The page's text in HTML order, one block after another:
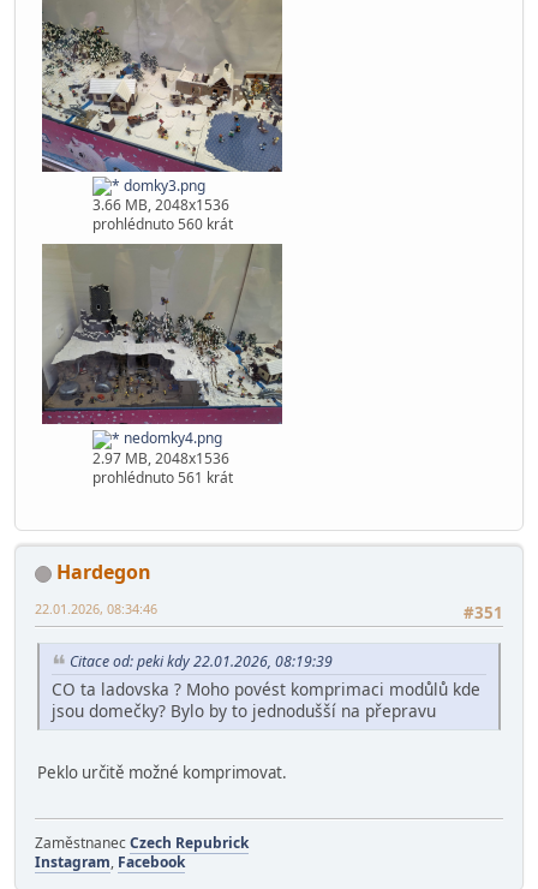
domky2.png
3.86 MB, 2048x1536
prohlédnuto 557 krát
domky3.png
3.66 MB, 2048x1536
nedomky4.png
2.97 MB, 2048x1536
Hardegon
22.01.2026, 08:34:46